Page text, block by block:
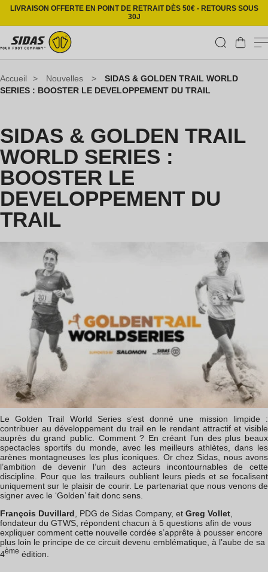
Ignorer et passer au contenu
LIVRAISON OFFERTE EN POINT DE RETRAIT DÈS 50€ - RETOURS SOUS
30J
Panier
Accueil > Nouvelles >
SIDAS & GOLDEN TRAIL WORLD
SERIES : BOOSTER LE DEVELOPPEMENT DU TRAIL
SIDAS & GOLDEN TRAIL
WORLD SERIES :
BOOSTER LE
DEVELOPPEMENT DU
TRAIL
Le Golden Trail World Series s’est donné une mission limpide :
contribuer au développement du trail en le rendant attractif et visible
auprès du grand public. Comment ? En créant l’un des plus beaux
spectacles sportifs du monde, avec les meilleurs athlètes, dans les
arènes montagneuses les plus iconiques. Or chez Sidas, nous avons
l’ambition de devenir l’un des acteurs incontournables de cette
discipline. Pour que les traileurs oublient leurs pieds et se focalisent
uniquement sur le plaisir de courir. Le partenariat que nous venons de
signer avec le ‘Golden’ fait donc sens.
François Duvillard , PDG de Sidas Company, et Greg Vollet
fondateur du GTWS, répondent chacun à 5 questions afin de vous
expliquer comment cette nouvelle cordée s’apprête à pousser encore
plus loin le principe de ce circuit devenu emblématique, à l’aube de sa
4ème édition.